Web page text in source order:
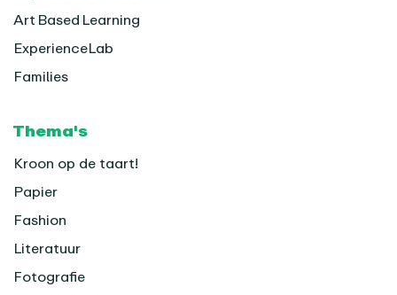
Art Based Learning
ExperienceLab
Families
Thema's
Kroon op de taart!
Papier
Fashion
Literatuur
Fotografie